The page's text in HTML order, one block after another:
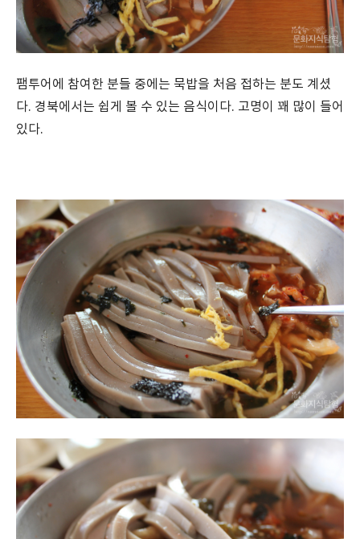
팸투어에 참여한 분들 중에는 묵밥을 처음 접하는 분도 계셨
다. 경북에서는 쉽게 볼 수 있는 음식이다. 고명이 꽤 많이 들어
있다.